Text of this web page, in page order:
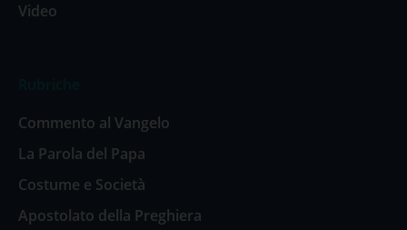
Video
Commento al Vangelo
La Parola del Papa
Costume e Società
Apostolato della Preghiera